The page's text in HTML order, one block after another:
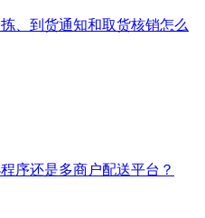
、到货通知和取货核销怎么
序还是多商户配送平台？